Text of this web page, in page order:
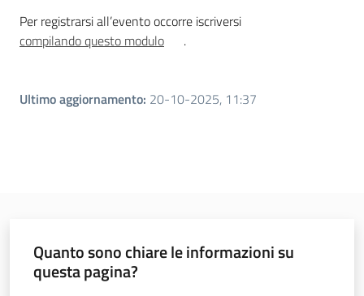
Per registrarsi all’evento occorre iscriversi
compilando questo modulo
.
Ultimo aggiornamento: 20-10-2025, 11:37
Quanto sono chiare le informazioni su
questa pagina?